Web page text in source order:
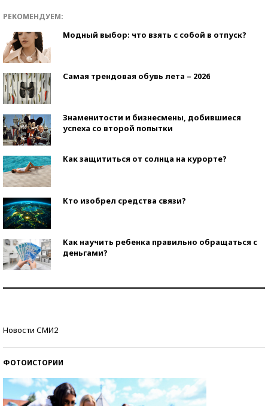
РЕКОМЕНДУЕМ:
Модный выбор: что взять с собой в отпуск?
Самая трендовая обувь лета – 2026
Знаменитости и бизнесмены, добившиеся
успеха со второй попытки
Как защититься от солнца на курорте?
Кто изобрел средства связи?
Как научить ребенка правильно обращаться с
деньгами?
Новости СМИ2
ФОТОИСТОРИИ